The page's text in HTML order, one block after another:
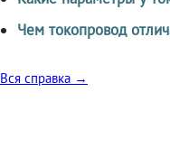
Чем токопровод
Вся справка →